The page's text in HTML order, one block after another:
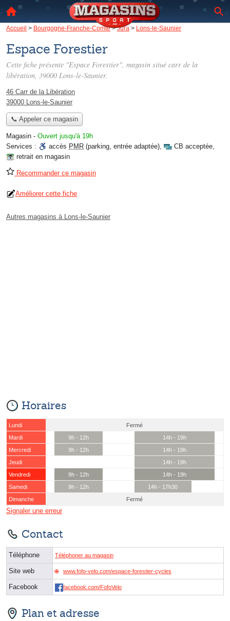
Accueil > Bourgogne-Franche-Comté>Jura > Lons-le-Saunier
Espace Forestier
Cette fiche présente "Espace Forestier", magasin situé carr de la
libération, 39000 Lons-le-Saunier.
46 Carr de la Libération
39000 Lons-le-Saunier
📞 Appeler ce magasin
Magasin - Ouvert jusqu'à 19h
Services :
accès PMR (parking, entrée adaptée), CB acceptée,
retrait en magasin
Recommander ce magasin
Améliorer cette fiche
Autres magasins à Lons-le-Saunier
Horaires
Lundi
Fermé
Mardi
9h - 12h
14h - 19h
Mercredi
9h - 12h
14h - 19h
Jeudi
14h - 19h
Vendredi
9h - 12h
14h - 19h
Samedi
9h - 12h
14h - 17h30
Dimanche
Fermé
Signaler une erreur
Contact
Téléphone Téléphoner au magasin
Site web www.fofo-velo.com/espace-forestier-cycles
Facebook facebook.com/FofoVelo
Plan et adresse